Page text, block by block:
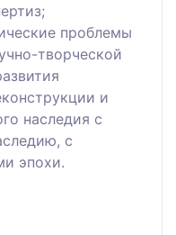
проблемы
творческой
и
наследия с
с
эпохи.